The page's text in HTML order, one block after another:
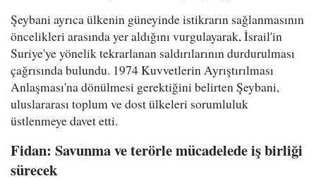
Şeybani ayrıca ülkenin güneyinde istikrarın sağlanmasının
öncelikleri arasında yer aldığını vurgulayarak, İsrail'in
Suriye'ye yönelik tekrarlanan saldırılarının durdurulması
çağrısında bulundu. 1974 Kuvvetlerin Ayrıştırılması
Anlaşması'na dönülmesi gerektiğini belirten Şeybani,
uluslararası toplum ve dost ülkeleri sorumluluk
üstlenmeye davet etti.
Fidan: Savunma ve terörle mücadelede iş birliği
sürecek